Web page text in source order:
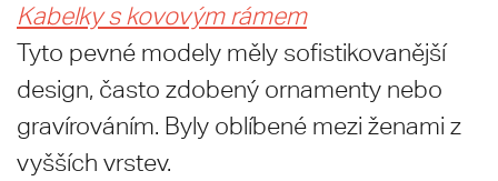
Kabelky s kovovým rámem
Tyto pevné modely měly sofistikovanější
design, často zdobený ornamenty nebo
gravírováním. Byly oblíbené mezi ženami z
vyšších vrstev.